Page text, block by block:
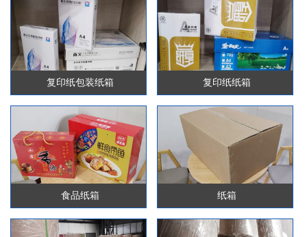
复印纸包装纸箱 复印纸纸箱
食品纸箱 纸箱